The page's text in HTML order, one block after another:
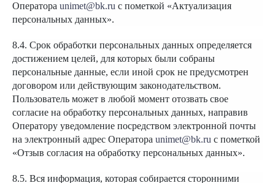
Оператора unimet@bk.ru с пометкой «Актуализация
персональных данных».
8.4. Срок обработки персональных данных определяется
достижением целей, для которых были собраны
персональные данные, если иной срок не предусмотрен
договором или действующим законодательством.
Пользователь может в любой момент отозвать свое
согласие на обработку персональных данных, направив
Оператору уведомление посредством электронной почты
на электронный адрес Оператора unimet@bk.ru с пометкой
«Отзыв согласия на обработку персональных данных».
8.5. Вся информация, которая собирается сторонними